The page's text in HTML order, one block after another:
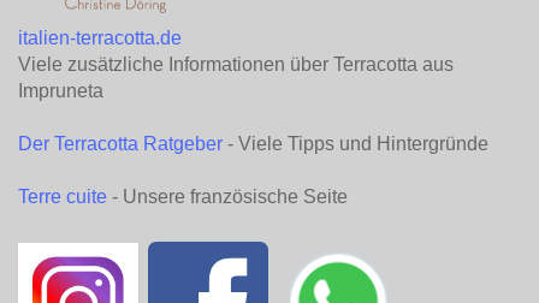
italien-terracotta.de
Viele zusätzliche Informationen über Terracotta aus
Impruneta
Der Terracotta Ratgeber - Viele Tipps und Hintergründe
Terre cuite - Unsere französische Seite